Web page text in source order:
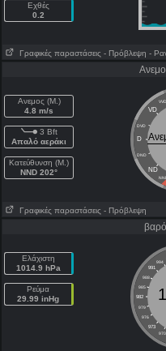
Εχθές
0.2
Γραφικές παραστάσεις - Πρόβλεψη -
Ανεμος (Μ.)
4.8 m/s
3 Bft
Απαλό αεράκι
Κατεύθυνση (Μ.)
NND 202°
VVD
VD
DVD
D
DND
ND
Γραφικές παραστάσεις - Πρόβλεψη
Ελάχιστη
1014.9 hPa
Ρεύμα
29.99 inHg
994
991
988
985
982
979
976
973
970